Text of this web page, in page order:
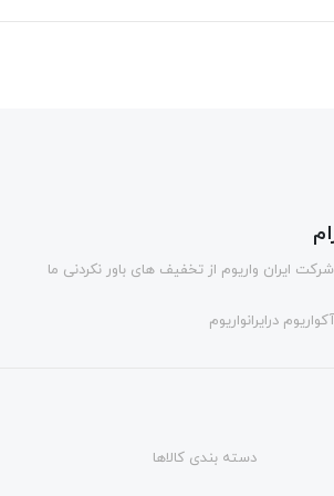
ایران واریوم از تخفیف های باور نکردنی ما
درایرانواریوم
دسته بندی کالاها